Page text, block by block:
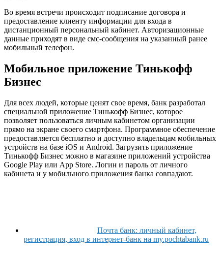
Во время встречи происходит подписание договора и
предоставление клиенту информации для входа в
дистанционный персональный кабинет. Авторизационные
данные приходят в виде смс-сообщения на указанный ранее
мобильный телефон.
Мобильное приложение Тинькофф
Бизнес
Для всех людей, которые ценят свое время, банк разработал
специальной приложение Тинькофф Бизнес, которое
позволяет пользоваться личным кабинетом организации
прямо на экране своего смартфона. Программное обеспечение
предоставляется бесплатно и доступно владельцам мобильных
устройств на базе iOS и Android. Загрузить приложение
Тинькофф Бизнес можно в магазине приложений устройства
Google Play или App Store. Логин и пароль от личного
кабинета и у мобильного приложения банка совпадают.
Почта банк: личный кабинет,
регистрация, вход в интернет-банк на my.pochtabank.ru